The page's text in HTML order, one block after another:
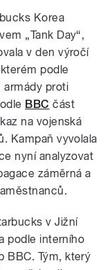
Korea
„Tank Day“,
v den výročí
podle
armády proti
BBC část
na vojenská
Kampaň vyvolala
nyní analyzovat
záměrná a
v Jižní
podle interního
BBC. Tým, který